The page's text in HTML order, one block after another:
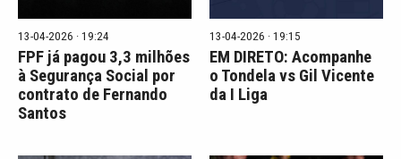
13-04-2026 · 19:24
FPF já pagou 3,3 milhões
à Segurança Social por
contrato de Fernando
Santos
13-04-2026 · 19:15
EM DIRETO: Acompanhe
o Tondela vs Gil Vicente
da I Liga